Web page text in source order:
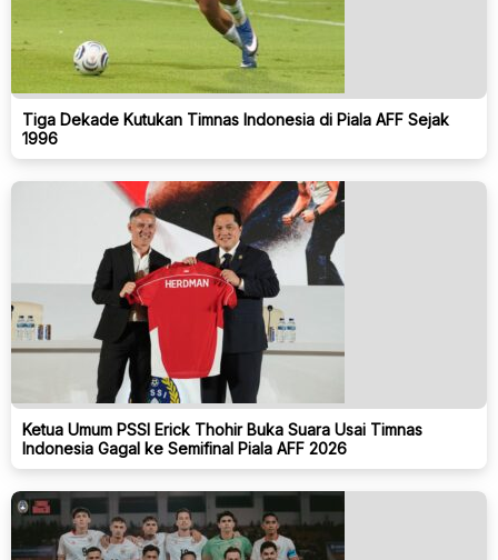
Tiga Dekade Kutukan Timnas Indonesia di Piala AFF Sejak
1996
Ketua Umum PSSI Erick Thohir Buka Suara Usai Timnas
Indonesia Gagal ke Semifinal Piala AFF 2026